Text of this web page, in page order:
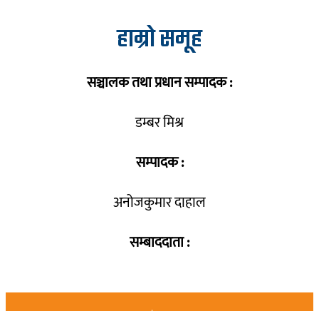
हाम्रो समूह
सञ्चालक तथा प्रधान सम्पादक :
डम्बर मिश्र
सम्पादक :
अनोजकुमार दाहाल
सम्बाददाता :